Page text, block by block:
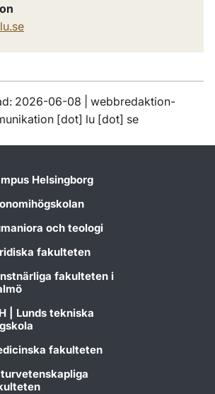
2026-06-08 | webbredaktion-
[dot] lu [dot] se
Helsingborg
och teologi
fakulteten
fakulteten i
| Lunds tekniska
fakulteten